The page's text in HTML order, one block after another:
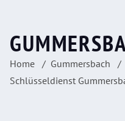
Home
Gummersbach
Schlüsseldienst